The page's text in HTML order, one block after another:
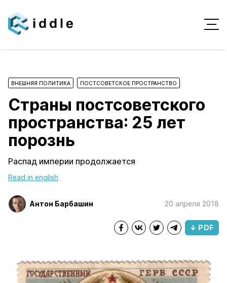
ВНЕШНЯЯ ПОЛИТИКА ПОСТСОВЕТСКОЕ ПРОСТРАНСТВО
Страны постсоветского
пространства: 25 лет
порознь
Распад империи продолжается
Read in english
Антон Барбашин 20 апреля 2018
↓ PDF